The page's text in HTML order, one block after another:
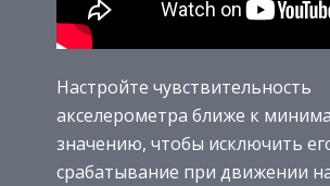
Настройте чувствительность
акселерометра ближе к
значению, чтобы исключить
срабатывание при движении